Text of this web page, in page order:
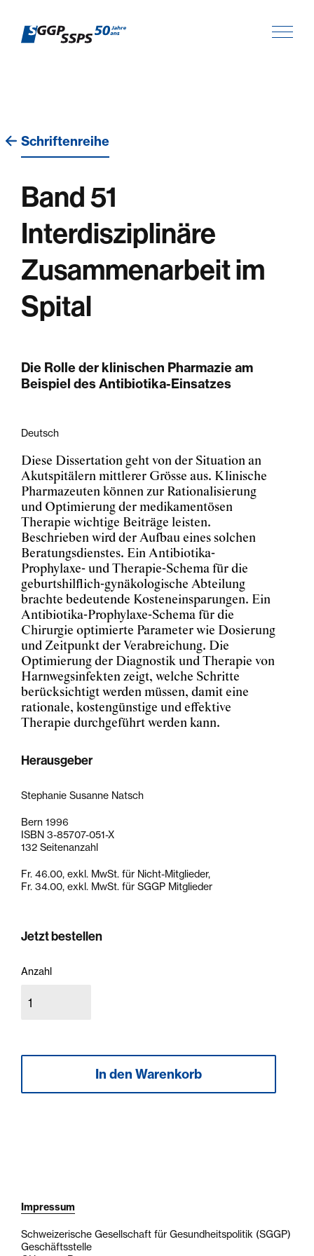
Schriftenreihe
Band 51
Interdisziplinäre
Zusammenarbeit im
Spital
Die Rolle der klinischen Pharmazie am
Beispiel des Antibiotika-Einsatzes
Deutsch
Diese Dissertation geht von der Situation an
Akutspitälern mittlerer Grösse aus. Klinische
Pharmazeuten können zur Rationalisierung
und Optimierung der medikamentösen
Therapie wichtige Beiträge leisten.
Beschrieben wird der Aufbau eines solchen
Beratungsdienstes. Ein Antibiotika-
Prophylaxe- und Therapie-Schema für die
geburtshilflich-gynäkologische Abteilung
brachte bedeutende Kosteneinsparungen. Ein
Antibiotika-Prophylaxe-Schema für die
Chirurgie optimierte Parameter wie Dosierung
und Zeitpunkt der Verabreichung. Die
Optimierung der Diagnostik und Therapie von
Harnwegsinfekten zeigt, welche Schritte
berücksichtigt werden müssen, damit eine
rationale, kostengünstige und effektive
Therapie durchgeführt werden kann.
Herausgeber
Stephanie Susanne Natsch
Bern 1996
ISBN 3-85707-051-X
132 Seitenanzahl
Fr. 46.00, exkl. MwSt. für Nicht-Mitglieder,
Fr. 34.00, exkl. MwSt. für SGGP Mitglieder
Jetzt bestellen
Anzahl
Impressum
Schweizerische Gesellschaft für Gesundheitspolitik (SGGP)
Geschäftsstelle